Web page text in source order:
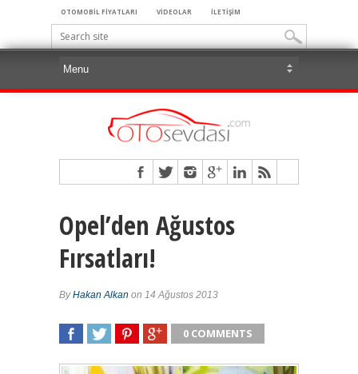
OTOMOBİL FİYATLARI VİDEOLAR İLETİŞİM
Opel’den Ağustos
Fırsatları!
ByHakan Alkan on 14 Ağustos 2013
0 COMMENTS